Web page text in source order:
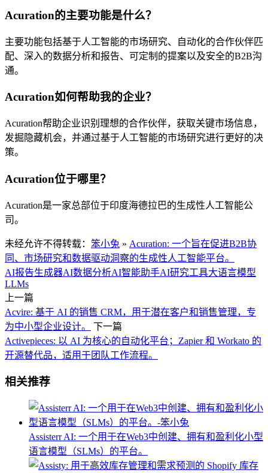
Acuration的主要功能是什么？
主要功能包括基于人工智能的市场研究、自动化的合作伙伴匹
配、深入的数据分析和报告、可定制的提案以及安全的B2B沟
通。
Acuration如何帮助我的企业？
Acuration帮助企业识别理想的合作伙伴，获取关键市场信息，
发掘隐藏机会，并通过基于人工智能的市场研究进行更好的决
策。
Acuration位于哪里？
Acuration是一家总部位于印度海德拉巴的生成性人工智能公
司。
未经允许不得转载： 笨小兔 » Acuration: 一个旨在促进B2B协
同、市场研究和数据驱动洞察的生成性人工智能平台。
AI报告生成器AI数据分析AI智能助手AI研究工具大语言模型
LLMs
上一篇
Acvire: 基于 AI 的销售 CRM，用于潜在客户和销售管理，专
为中小型企业设计。
下一篇
Activepieces: 以 AI 为核心的自动化平台；Zapier 和 Workato 的
开源替代品，适用于团队工作流程。
相关推荐
Assisterr AI: 一个用于在Web3中创建、拥有和盈利化小型
语言模型（SLMs）的平台。